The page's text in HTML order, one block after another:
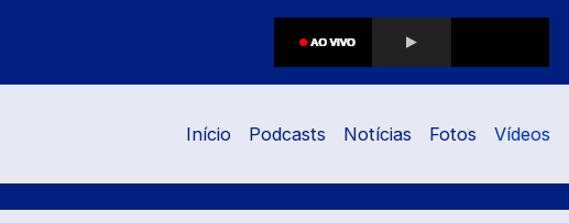
Início Podcasts Notícias Fotos Vídeos